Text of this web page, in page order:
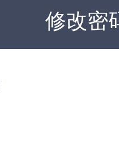
修改密